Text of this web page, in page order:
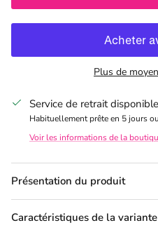
Plus de
Service de retrait
Habituellement prête en 5 jours
Voir les informations de la
Présentation du produit
Caractéristiques de la variante